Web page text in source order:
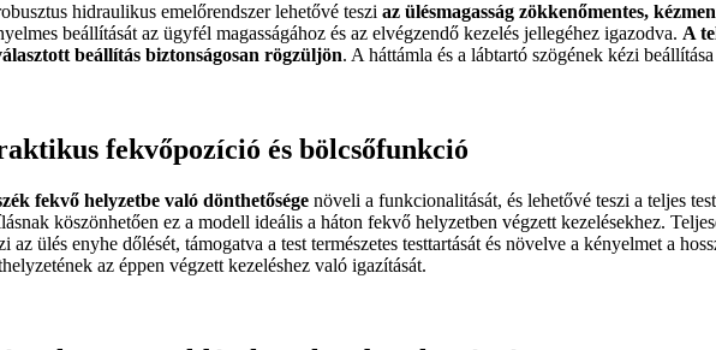
hidraulikus emelőrendszer lehetővé tesziaz ülésmagasság zökkenőmentes,
beállítását az ügyfél magasságához és az elvégzendő kezelés jellegéhez igazodva.A
beállítás biztonságosan rögzüljön. A háttámla és a lábtartó szögének kézi
fekvőpozíció és bölcsőfunkció
fekvő helyzetbe való dönthetősége növeli a funkcionalitását, és lehetővé teszi a teljes
köszönhetően ez a modell ideális a háton fekvő helyzetben végzett kezelésekhez.
az ülés enyhe dőlését, támogatva a test természetes testtartását és növelve a kényelmet a
az éppen végzett kezeléshez való igazítását.